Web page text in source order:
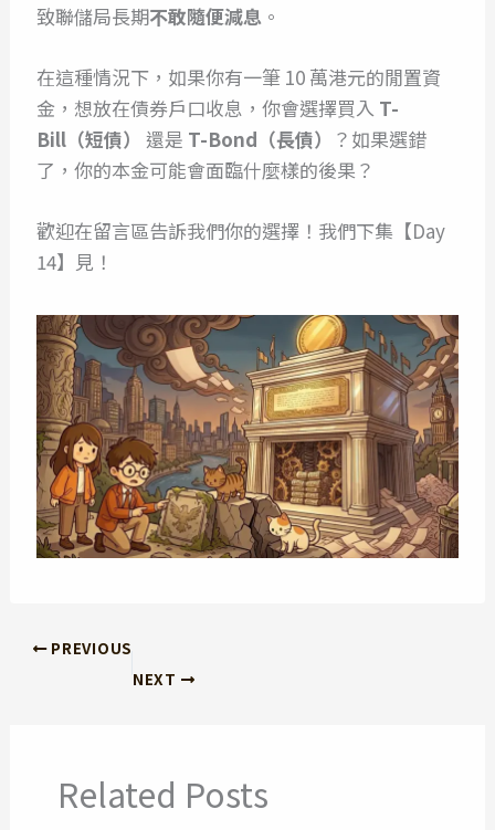
致聯儲局長期不敢隨便減息 。
在這種情況下，如果你有一筆 10 萬港元的閒置資
金，想放在債券戶口收息，你會選擇買入 T-
Bill（短債） 還是 T-Bond（長債） ？如果選錯
了，你的本金可能會面臨什麼樣的後果？
歡迎在留言區告訴我們你的選擇！我們下集【Day
14】見！
PREVIOUS
NEXT
Related Posts